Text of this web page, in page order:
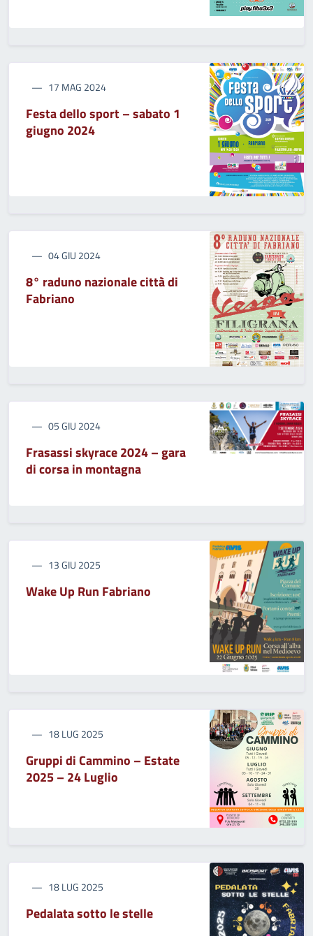
17 MAG 2024
Festa dello sport – sabato 1
giugno 2024
04 GIU 2024
8° raduno nazionale città di
Fabriano
05 GIU 2024
Frasassi skyrace 2024 – gara
di corsa in montagna
13 GIU 2025
Wake Up Run Fabriano
18 LUG 2025
Gruppi di Cammino – Estate
2025 – 24 Luglio
18 LUG 2025
Pedalata sotto le stelle